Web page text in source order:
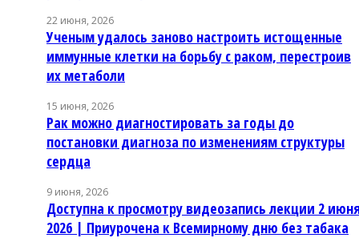
22 июня, 2026
Ученым удалось заново настроить истощенные
иммунные клетки на борьбу с раком, перестроив
их метаболи
15 июня, 2026
Рак можно диагностировать за годы до
постановки диагноза по изменениям структуры
сердца
9 июня, 2026
Доступна к просмотру видеозапись лекции 2
2026 | Приурочена к Всемирному дню без табака